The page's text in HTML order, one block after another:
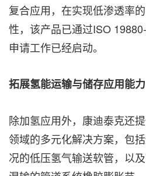
复合应用，在实现低渗透率
性，该产品已通过ISO
申请工作已经启动。
拓展氢能运输与储存应用能力
除加氢应用外，康迪泰克还
领域的多元化解决方案，包
况的低压氢气输送软管，以